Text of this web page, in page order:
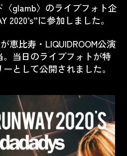
glamb〉のライブフォト企
2020’s”に参加しました。
恵比寿・LIQUIDROOM公演
当日のライブフォトが特
として公開されました。